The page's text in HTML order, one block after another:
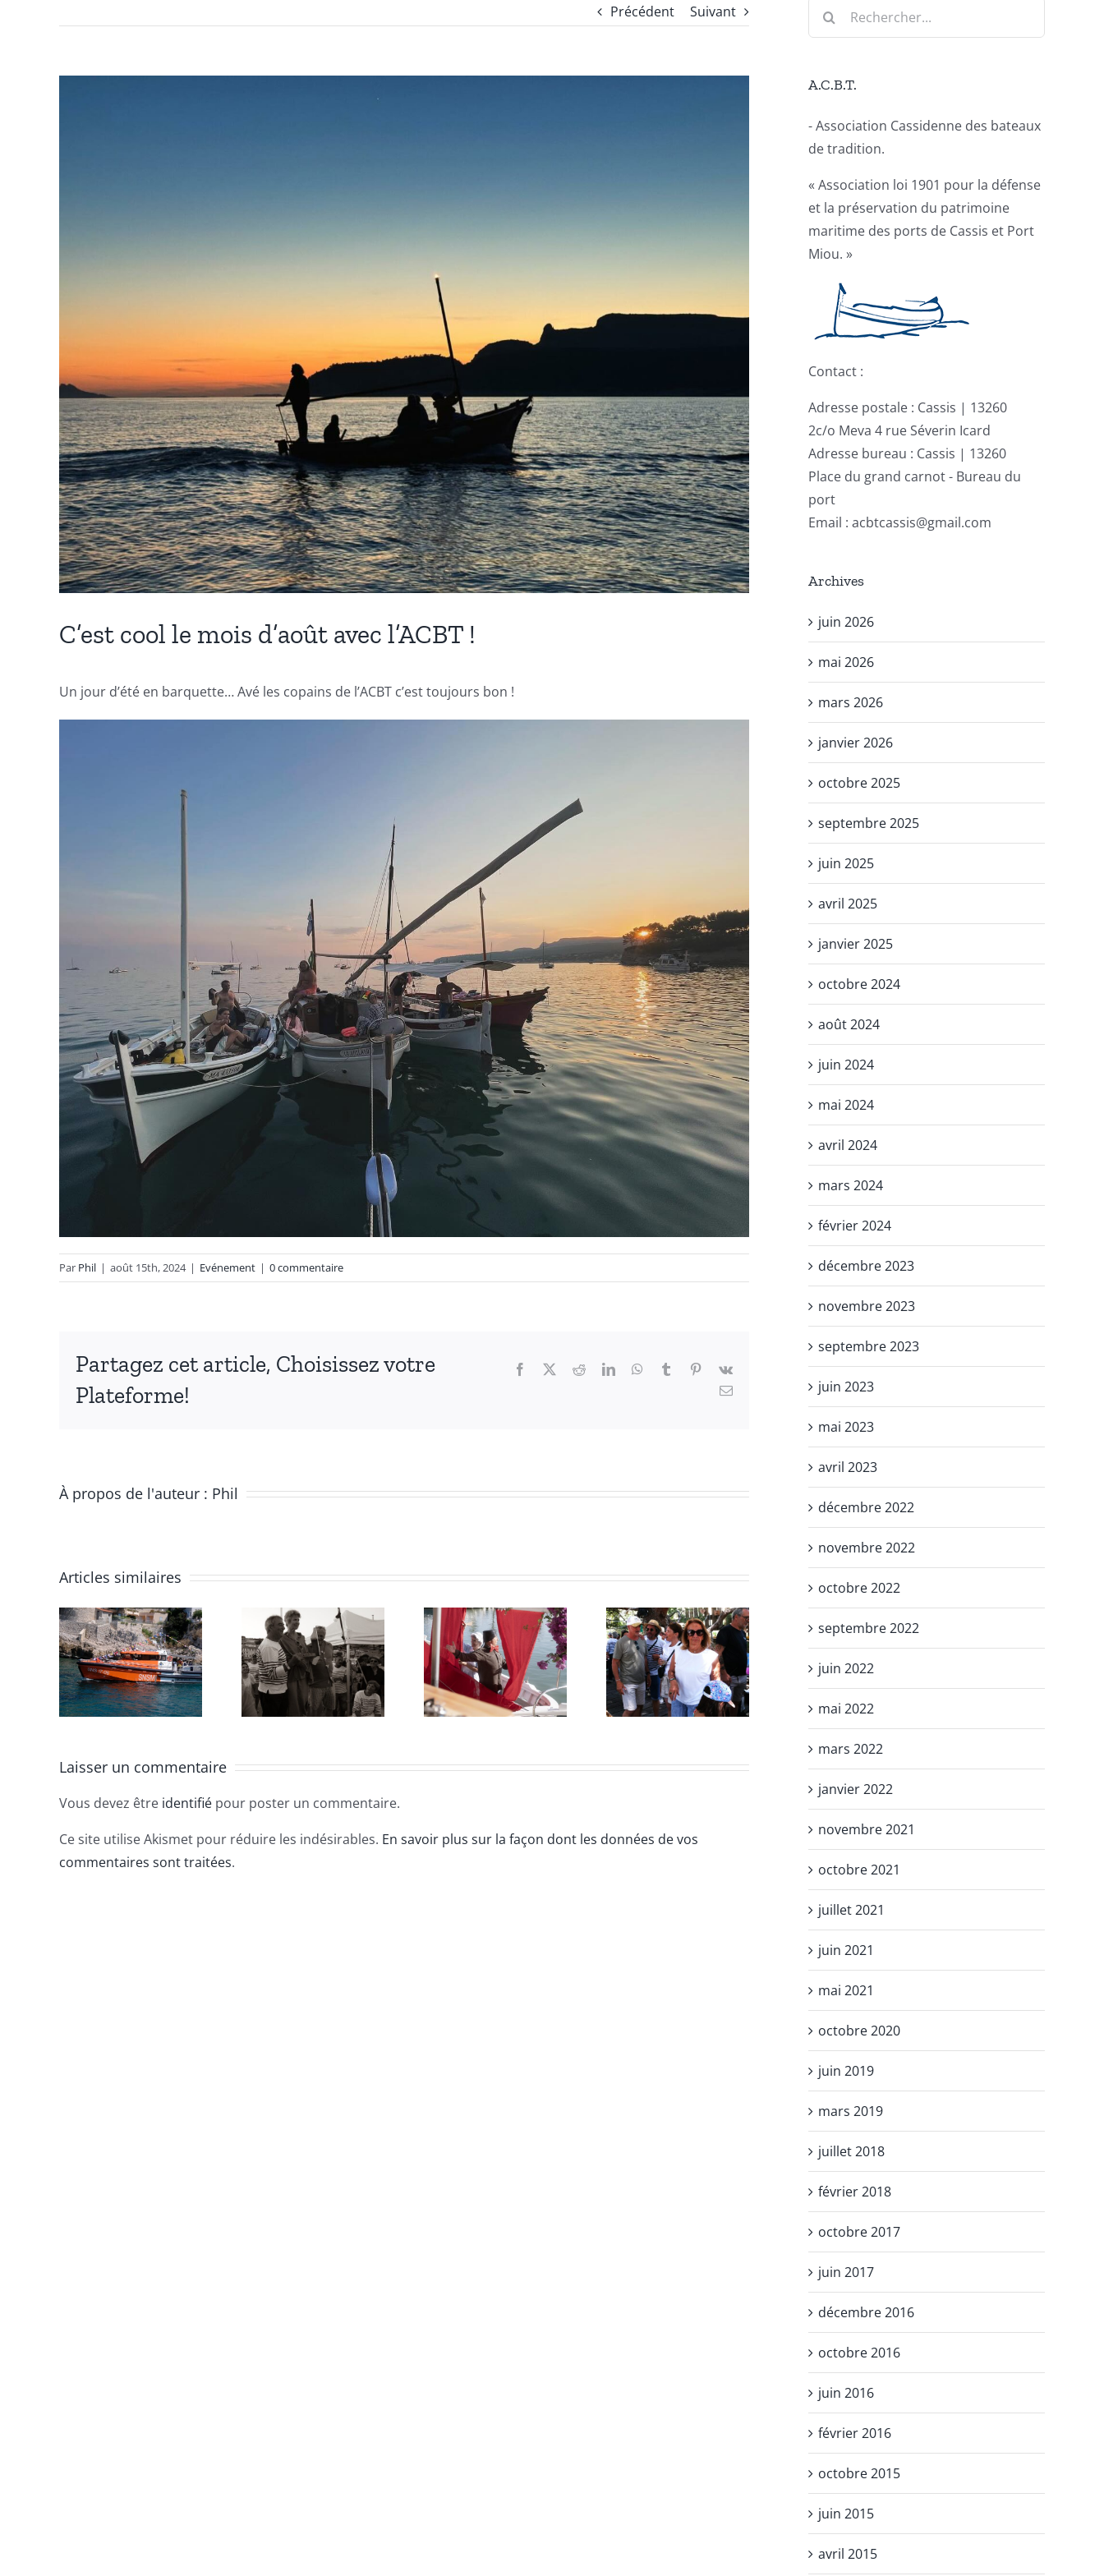
Précédent Suivant
C’est cool le mois d’août avec l’ACBT !
Un jour d’été en barquette… Avé les copains de l’ACBT c’est toujours bon !
Par Phil | août 15th, 2024 | Evénement | 0 commentaire
Partagez cet article, Choisissez votre
Plateforme!
Facebook RedditLinkedInWhatsApp
Tumblr Pinterest
Vk
Email
À propos de l'auteur : Phil
Articles similaires
Fête de
l’ACBT
2026
Missbarquette
2026
Pique-
nique 2026
Les Fêtes
de la mer
2026
Fête de
l’ACBT
Laisser un commentaire
Vous devez être identifié pour poster un commentaire.
Ce site utilise Akismet pour réduire les indésirables. En savoir plus sur la façon dont les données de vos
commentaires sont traitées.
Rechercher:
A.C.B.T.
- Association Cassidenne des bateaux
de tradition.
« Association loi 1901 pour la défense
et la préservation du patrimoine
maritime des ports de Cassis et Port
Miou. »
Contact :
Adresse postale : Cassis | 13260
2c/o Meva 4 rue Séverin Icard
Adresse bureau : Cassis | 13260
Place du grand carnot - Bureau du
port
Email : acbtcassis@gmail.com
Archives
juin 2026
mai 2026
mars 2026
janvier 2026
octobre 2025
septembre 2025
juin 2025
avril 2025
janvier 2025
octobre 2024
août 2024
juin 2024
mai 2024
avril 2024
mars 2024
février 2024
décembre 2023
novembre 2023
septembre 2023
juin 2023
mai 2023
avril 2023
décembre 2022
novembre 2022
octobre 2022
septembre 2022
juin 2022
mai 2022
mars 2022
janvier 2022
novembre 2021
octobre 2021
juillet 2021
juin 2021
mai 2021
octobre 2020
juin 2019
mars 2019
juillet 2018
février 2018
octobre 2017
juin 2017
décembre 2016
octobre 2016
juin 2016
février 2016
octobre 2015
juin 2015
avril 2015